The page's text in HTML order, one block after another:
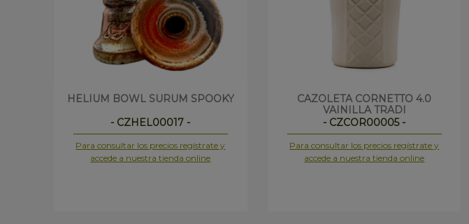
HELIUM BOWL SURUM SPOOKY
- CZHEL00017 -
Para consultar los precios regístrate y
accede a nuestra tienda online
CAZOLETA CORNETTO 4.0
VAINILLA TRADI
- CZCOR00005 -
Para consultar los precios regístrate y
accede a nuestra tienda online